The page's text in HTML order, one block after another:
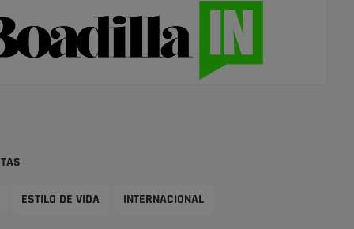
ESTILO DE VIDA INTERNACIONAL